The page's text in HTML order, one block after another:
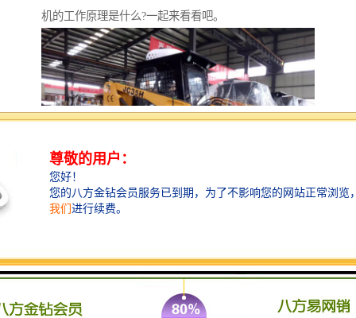
机的工作原理是什么?一起来看看吧。
滑移装载机的特色。滑移装载机是具有举升臂、坚固车
身、引擎，可安装多种属具进行作业，机动灵活，左右